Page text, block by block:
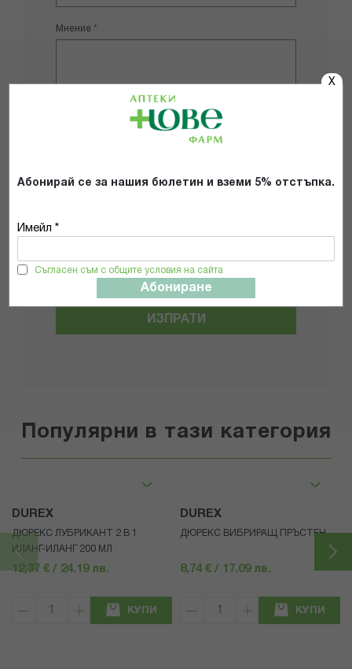
X
Абонирай се за нашия бюлетин и вземи 5% отстъпка.
Имейл *
Съгласен съм с общите условия на сайта
Абониране
Мнение
поверителност *
ИЗПРАТИ
Популярни в тази категория
DUREX
ДЮРЕКС ЛУБРИКАНТ 2 В 1
ИЛАНГ-ИЛАНГ 200 МЛ
12,37 € / 24.19 лв.
КУПИ
DUREX
ДЮРЕКС ВИБРИРАЩ ПРЪСТЕН
8,74 € / 17.09 лв.
КУПИ